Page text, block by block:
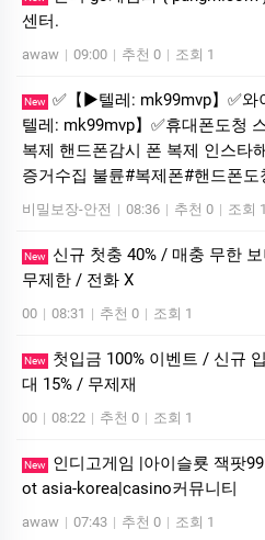
센터.
awaw | 09:00 | 추천 0 | 조회 1
New ✅【▶텔레: mk99mvp】✅
텔레: mk99mvp】✅휴대폰도청
복제 핸드폰감시 폰 복제 인스타
증거수집 불륜#복제폰#핸드폰
비밀보장-안전 | 08:36 | 추천 0 | 조회 1
New
신규 첫충 40% / 매충 무한
무제한 / 전화 X
00 | 08:31 | 추천 0 | 조회 1
New
첫입금 100% 이벤트 / 신규
대 15% / 무제재
00 | 08:22 | 추천 0 | 조회 1
New
인디­고게임 |아이슬룟 잭­팟
ot asia-korea|casino커뮤니티
awaw | 07:43 | 추천 0 | 조회 1